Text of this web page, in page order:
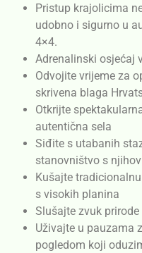
Pristup krajolicima
udobno i sigurno u
4×4.
Adrenalinski osjećaj
Odvojite vrijeme za
skrivena blaga
Otkrijte
autentična sela
Siđite s utabanih
stanovništvo s
Kušajte
s visokih planina
Slušajte zvuk
Uživajte u pauzama
pogledom koji